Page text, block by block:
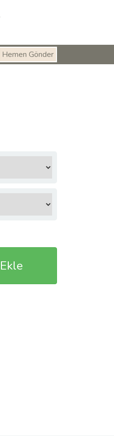
Hemen Gönder